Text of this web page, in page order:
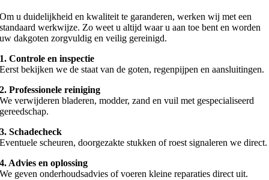
Om u duidelijkheid en kwaliteit te garanderen, werken wij met een
standaard werkwijze. Zo weet u altijd waar u aan toe bent en worden
uw dakgoten zorgvuldig en veilig gereinigd.
1. Controle en inspectie
Eerst bekijken we de staat van de goten, regenpijpen en aansluitingen.
2. Professionele reiniging
We verwijderen bladeren, modder, zand en vuil met gespecialiseerd
gereedschap.
3. Schadecheck
Eventuele scheuren, doorgezakte stukken of roest signaleren we direct.
4. Advies en oplossing
We geven onderhoudsadvies of voeren kleine reparaties direct uit.